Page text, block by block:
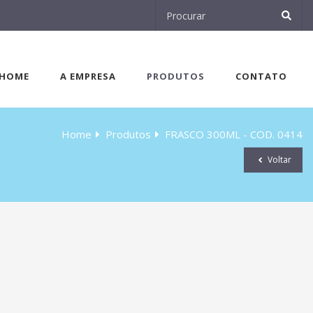
HOME A EMPRESA PRODUTOS CONTATO
Home Produtos FRASCO 300ML - COD. 0414
Voltar